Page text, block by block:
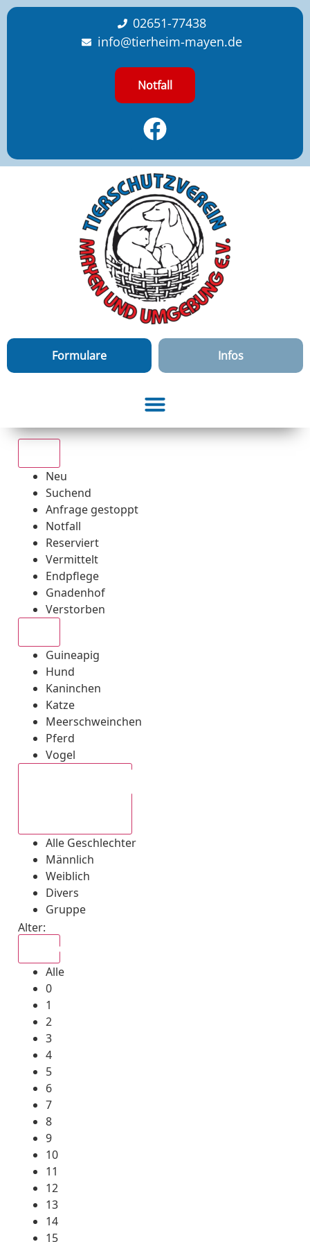
content
02651-77438
info@tierheim-mayen.de
Notfall
Formulare Infos
Neu
Suchend
Anfrage gestoppt
Notfall
Reserviert
Vermittelt
Endpflege
Gnadenhof
Verstorben
Guineapig
Hund
Kaninchen
Katze
Meerschweinchen
Pferd
Vogel
Alle Geschlechter
Männlich
Weiblich
Divers
Gruppe
Alter:
Alle
0
1
2
3
4
5
6
7
8
9
10
11
12
13
14
15